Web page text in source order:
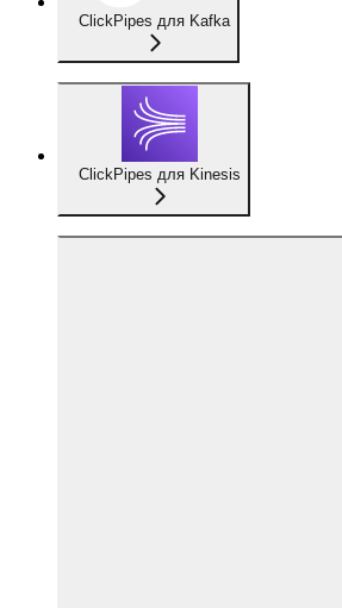
ClickPipes для Kafka
ClickPipes для Kinesis